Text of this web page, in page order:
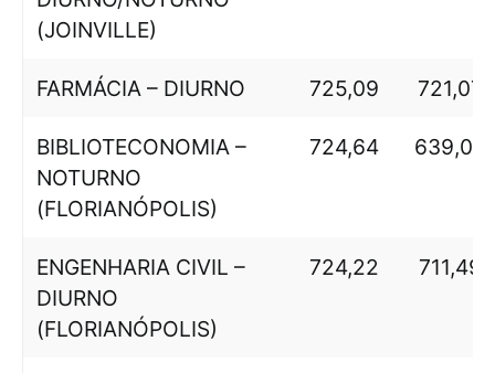
(JOINVILLE)
FARMÁCIA – DIURNO 725,09 721,07
BIBLIOTECONOMIA –
NOTURNO
(FLORIANÓPOLIS)
724,64 639,09
ENGENHARIA CIVIL –
DIURNO
(FLORIANÓPOLIS)
724,22 711,49